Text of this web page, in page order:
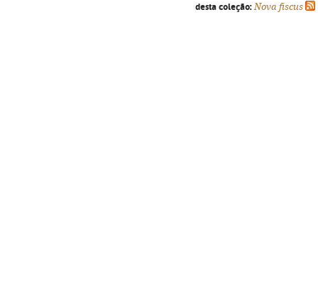
desta coleção: Nova fiscus